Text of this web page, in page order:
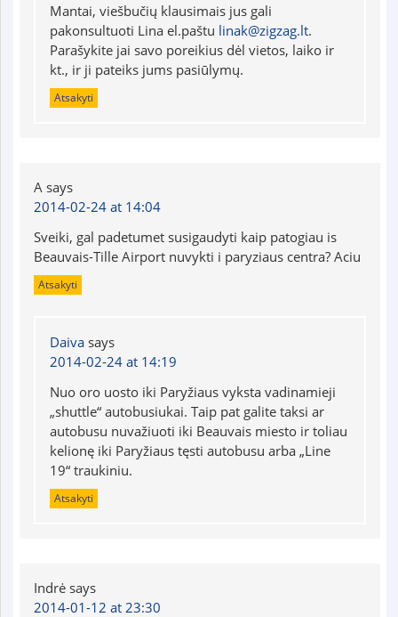
Mantai, viešbučių klausimais jus gali
pakonsultuoti Lina el.paštu linak@zigzag.lt.
Parašykite jai savo poreikius dėl vietos, laiko ir
kt., ir ji pateiks jums pasiūlymų.
Atsakyti
A says
2014-02-24 at 14:04
Sveiki, gal padetumet susigaudyti kaip patogiau is
Beauvais-Tille Airport nuvykti i paryziaus centra? Aciu
Atsakyti
Daiva says
2014-02-24 at 14:19
Nuo oro uosto iki Paryžiaus vyksta vadinamieji
„shuttle“ autobusiukai. Taip pat galite taksi ar
autobusu nuvažiuoti iki Beauvais miesto ir toliau
kelionę iki Paryžiaus tęsti autobusu arba „Line
19“ traukiniu.
Atsakyti
Indrė says
2014-01-12 at 23:30